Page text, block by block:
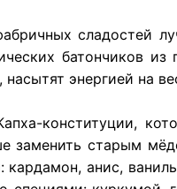
сладостей
батончиков
энергией на
конституции,
заменить старым
кардамон, анис,